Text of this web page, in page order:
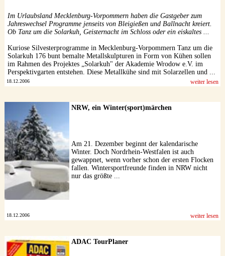
Im Urlaubsland Mecklenburg-Vorpommern haben die Gastgeber zum
Jahreswechsel Programme jenseits von Bleigießen und Ballnacht kreiert.
Ob Tanz um die Solarkuh, Geisternacht im Schloss oder ein eiskaltes ...
Kuriose Silvesterprogramme in Mecklenburg-Vorpommern Tanz um die
Solarkuh 176 bunt bemalte Metallskulpturen in Form von Kühen sollen
im Rahmen des Projektes „Solarkuh" der Akademie Wrodow e.V. im
Perspektivgarten entstehen. Diese Metallkühe sind mit Solarzellen und ...
18.12.2006 weiter lesen
NRW, ein Winter(sport)märchen
Am 21. Dezember beginnt der kalendarische
Winter. Doch Nordrhein-Westfalen ist auch
gewappnet, wenn vorher schon der ersten Flocken
fallen. Wintersportfreunde finden in NRW nicht
nur das größte ...
18.12.2006 weiter lesen
ADAC TourPlaner